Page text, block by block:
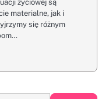
życiowej są
materialne, jak i
się różnym